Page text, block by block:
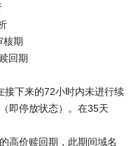
核期
回期
接下来的72小时内未进行续
即停放状态）。在35天
高价赎回期，此期间域名